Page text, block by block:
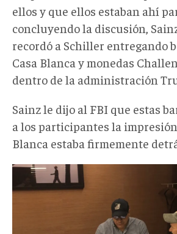
ellos y que ellos estaban ahí
concluyendo la discusión,
recordó a Schiller entregando
Casa Blanca y monedas
dentro de la administración
Sainz le dijo al FBI que estas
a los participantes la
Blanca estaba firmemente
goudreaubetan.webp